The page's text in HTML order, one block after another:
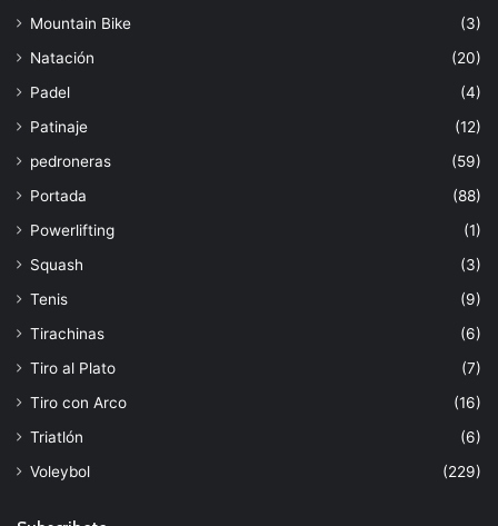
Mountain Bike
(3)
Natación
(20)
Padel
(4)
Patinaje
(12)
pedroneras
(59)
Portada
(88)
Powerlifting
(1)
Squash
(3)
Tenis
(9)
Tirachinas
(6)
Tiro al Plato
(7)
Tiro con Arco
(16)
Triatlón
(6)
Voleybol
(229)